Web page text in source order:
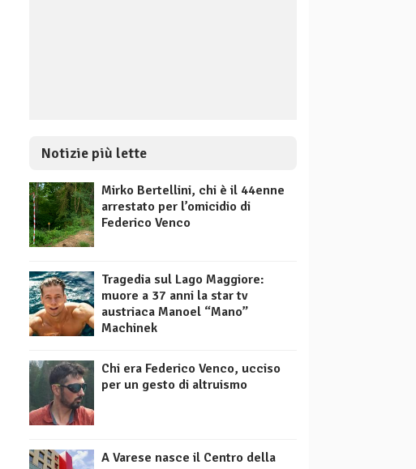
Notizie più lette
Mirko Bertellini, chi è il 44enne
arrestato per l’omicidio di
Federico Venco
Tragedia sul Lago Maggiore:
muore a 37 anni la star tv
austriaca Manoel “Mano”
Machinek
Chi era Federico Venco, ucciso
per un gesto di altruismo
A Varese nasce il Centro della